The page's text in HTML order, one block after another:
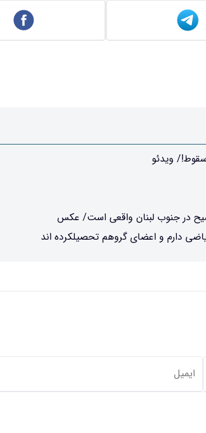
ویدئو
در جنوب لبنان واقعی است/ عکس
دارم و اعضای گروهم تحصیلکرده اند